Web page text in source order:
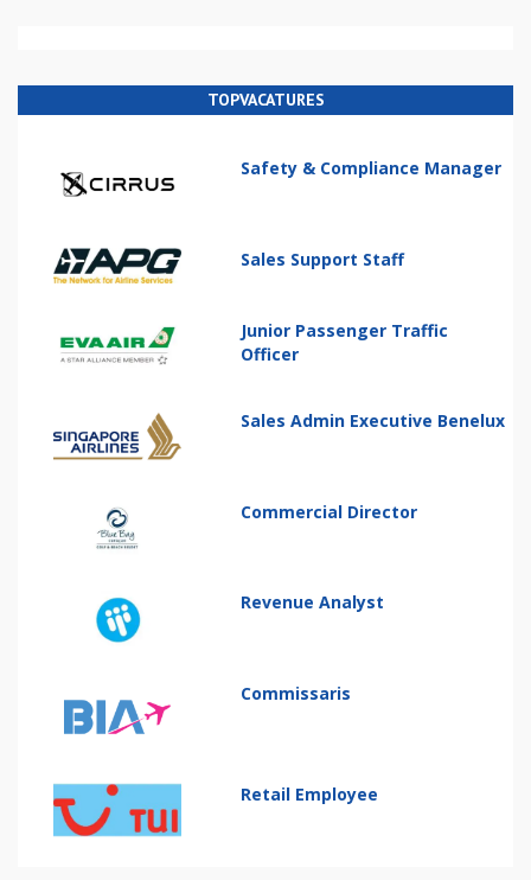
TOPVACATURES
Safety & Compliance Manager
Sales Support Staff
Junior Passenger Traffic
Officer
Sales Admin Executive Benelux
Commercial Director
Revenue Analyst
Commissaris
Retail Employee